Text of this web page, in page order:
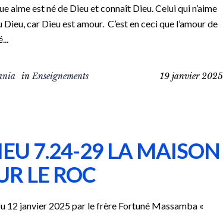
aime est né de Dieu et connaît Dieu. Celui qui n’aime
Dieu, car Dieu est amour. C’est en ceci que l’amour de
19 janvier 2025
inEnseignements
7.24-29 LA MAISON
LE ROC
12 janvier 2025 par le frère Fortuné Massamba «